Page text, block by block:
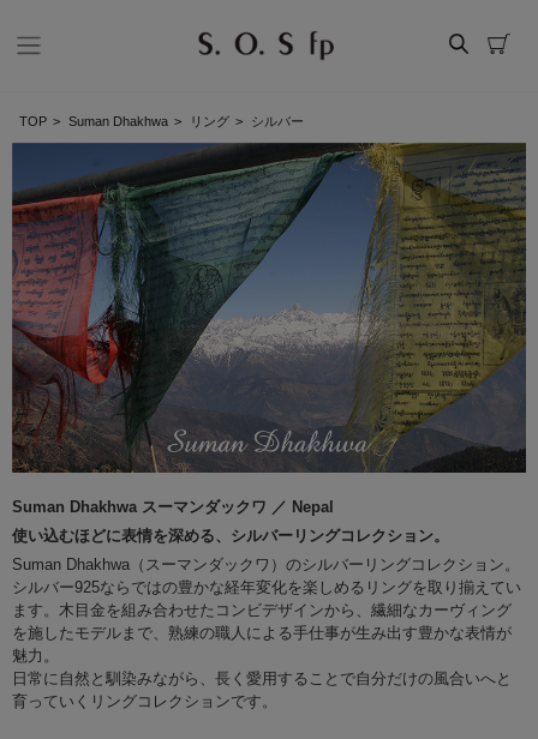
TOP > Suman Dhakhwa > リング > シルバー
Suman Dhakhwa スーマンダックワ ／ Nepal
使い込むほどに表情を深める、シルバーリングコレクション。
Suman Dhakhwa（スーマンダックワ）のシルバーリングコレクション。
シルバー925ならではの豊かな経年変化を楽しめるリングを取り揃えてい
ます。木目金を組み合わせたコンビデザインから、繊細なカーヴィング
を施したモデルまで、熟練の職人による手仕事が生み出す豊かな表情が
魅力。
日常に自然と馴染みながら、長く愛用することで自分だけの風合いへと
育っていくリングコレクションです。